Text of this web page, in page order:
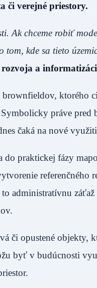
či verejné priestory.
Ak chceme robiť
kde sa tieto
a
ktorého
práve
čaká na nové
do praktickej fázy
referenčného
administratívnu záťaž
či opustené objekty,
byť v budúcnosti